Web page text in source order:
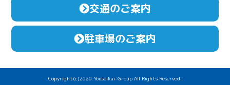
交通のご案内
駐車場のご案内
Copyright(c)2020 Youseikai-Group All Rights Reserved.